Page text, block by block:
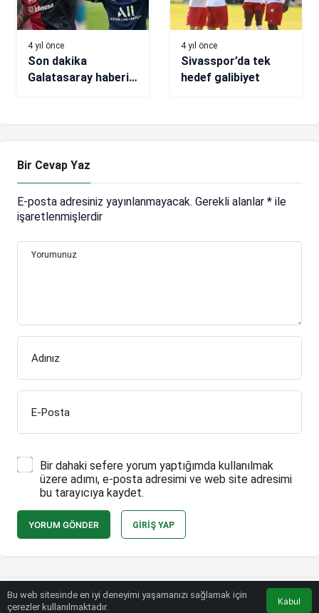
4 yıl önce
Son dakika
Galatasaray haberi:
4 yıl önce
Sivasspor’da tek
hedef galibiyet
Bir Cevap Yaz
E-posta adresiniz yayınlanmayacak. Gerekli alanlar * ile
işaretlenmişlerdir
Yorumunuz
Adınız
E-Posta
Bir dahaki sefere yorum yaptığımda kullanılmak
üzere adımı, e-posta adresimi ve web site adresimi
bu tarayıcıya kaydet.
YORUM GÖNDER GIRIŞ YAP
Bu web sitesinde en iyi deneyimi yaşamanızı sağlamak için
çerezler kullanılmaktadır.
Kabul
Bülten SPOR © Telif Hakkı 2026, Tüm Hakları Saklıdır.